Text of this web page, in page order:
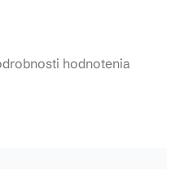
hodnotenia